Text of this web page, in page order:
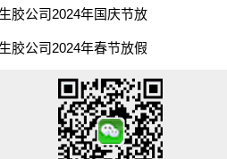
胶公司2024年国庆节放
胶公司2024年春节放假